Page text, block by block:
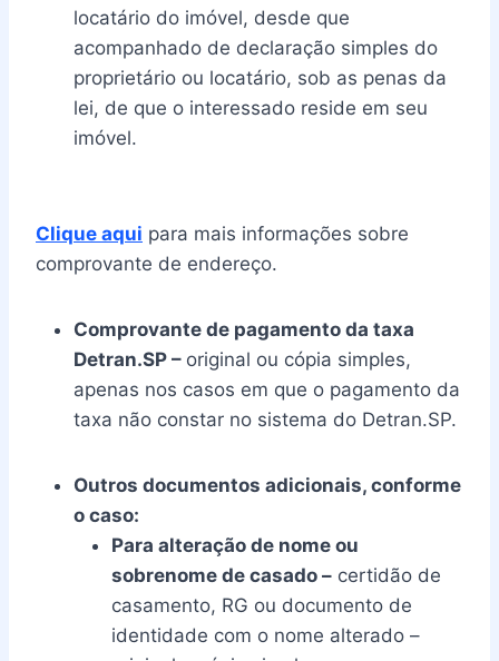
locatário do imóvel, desde que
acompanhado de declaração simples do
proprietário ou locatário, sob as penas da
lei, de que o interessado reside em seu
imóvel.
Clique aqui para mais informações sobre
comprovante de endereço.
Comprovante de pagamento da taxa
Detran.SP – original ou cópia simples,
apenas nos casos em que o pagamento da
taxa não constar no sistema do Detran.SP.
Outros documentos adicionais, conforme
o caso:
Para alteração de nome ou
sobrenome de casado – certidão de
casamento, RG ou documento de
identidade com o nome alterado –